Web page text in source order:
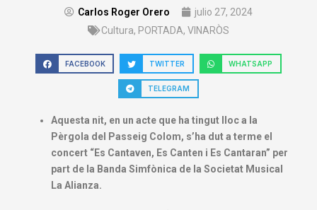
Carlos Roger Orero
julio 27, 2024
Cultura, PORTADA, VINARÒS
FACEBOOK TWITTER WHATSAPP
TELEGRAM
Aquesta nit, en un acte que ha tingut lloc a la
Pèrgola del Passeig Colom, s’ha dut a terme el
concert “Es Cantaven, Es Canten i Es Cantaran” per
part de la Banda Simfònica de la Societat Musical
La Alianza.